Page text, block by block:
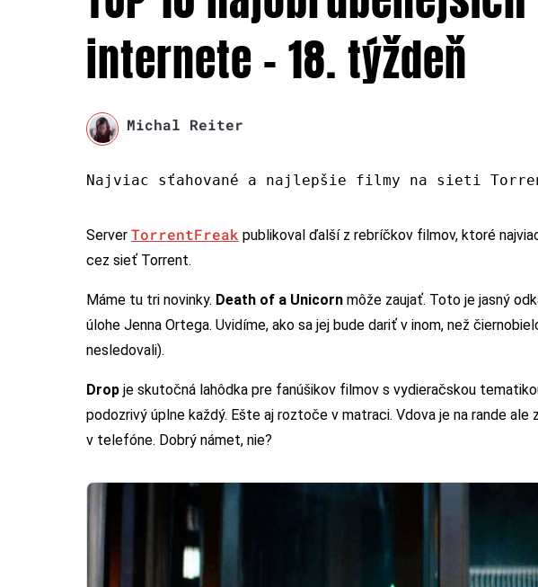
internete – 18. týždeň
Michal Reiter
Najviac sťahované a najlepšie filmy na sieti
Server TorrentFreak publikoval ďalší z rebríčkov filmov, ktoré
cez sieť Torrent.
Máme tu tri novinky. Death of a Unicorn môže zaujať. Toto je jasný
úlohe Jenna Ortega. Uvidíme, ako sa jej bude dariť v inom, než
nesledovali).
Drop je skutočná lahôdka pre fanúšikov filmov s vydieračskou
podozrivý úplne každý. Ešte aj roztoče v matraci. Vdova je na rande
v telefóne. Dobrý námet, nie?